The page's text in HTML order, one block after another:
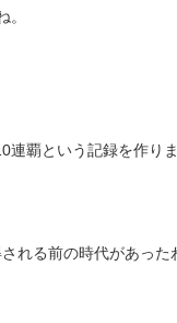
覇という記録を作りま
れる前の時代があった